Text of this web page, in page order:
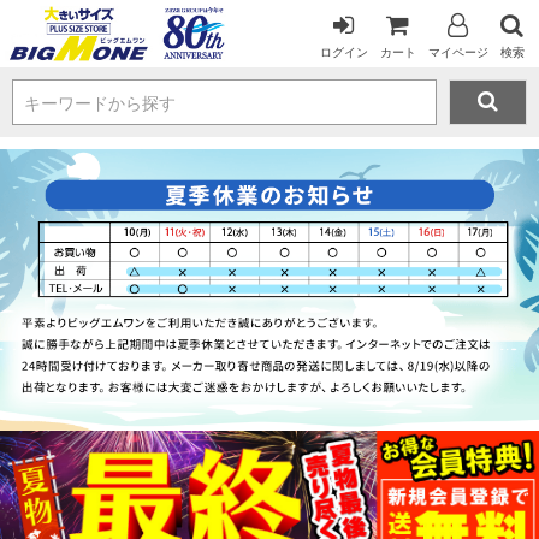
ログイン カート マイページ 検索
キーワードから探す